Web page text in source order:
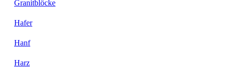
Granitblöcke
Hafer
Hanf
Harz